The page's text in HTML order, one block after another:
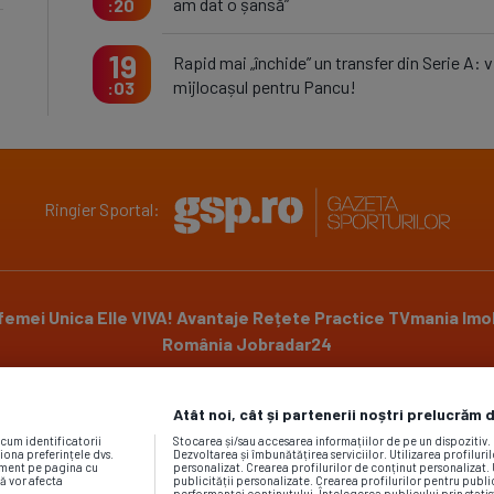
20
19
03
Rapid mai „închide” un transfer din Serie A:
mijlocașul pentru Pancu!
Ringier Sportal:
Unica Elle VIVA! Avantaje Rețete Practice TVmania
România Jobradar24
identificatorii
preferințele dvs.
pe pagina cu
vor afecta
Atât noi, cât și partenerii noștri prelucrăm
Stocarea și/sau accesarea informațiilor de pe un
Dezvoltarea și îmbunătățirea serviciilor. Utilizarea
personalizat. Crearea profilurilor de conținut
publicității personalizate. Crearea profilurilor pentru